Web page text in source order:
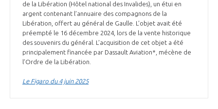
ENVIRONNEMENT
INNOVATION
INTERNATIONALISATION
RAPPORTS D'ACTIVITÉS
de la Libération (Hôtel national des Invalides), un étui en
argent contenant l’annuaire des compagnons de la
Libération, offert au général de Gaulle. L’objet avait été
préempté le 16 décembre 2024, lors de la vente historique
des souvenirs du général. L’acquisition de cet objet a été
principalement financée par Dassault Aviation*, mécène de
l’Ordre de la Libération.
Le Figaro du 4 juin 2025